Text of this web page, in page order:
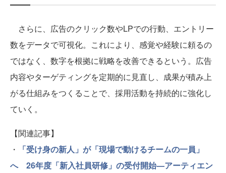
さらに、広告のクリック数やLPでの行動、エントリー
数をデータで可視化。これにより、感覚や経験に頼るの
ではなく、数字を根拠に戦略を改善できるという。広告
内容やターゲティングを定期的に見直し、成果が積み上
がる仕組みをつくることで、採用活動を持続的に強化し
ていく。
【関連記事】
・
「受け身の新人」が「現場で動けるチームの一員」
へ 26年度「新入社員研修」の受付開始—アーティエン